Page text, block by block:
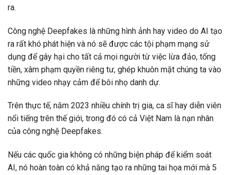
ra.
Công nghệ Deepfakes là những hình ảnh hay video do AI tạo
ra rất khó phát hiện và nó sẽ được các tội phạm mạng sử
dụng để gây hại cho tất cả mọi người từ việc lừa đảo, tống
tiền, xâm phạm quyền riêng tư, ghép khuôn mặt chúng ta vào
những video nhạy cảm để bôi nhọ danh dự.
Trên thực tế, năm 2023 nhiều chính trị gia, ca sĩ hay diễn viên
nổi tiếng trên thế giới, trong đó có cả Việt Nam là nạn nhân
của công nghệ Deepfakes.
Nếu các quốc gia không có những biện pháp để kiểm soát
AI, nó hoàn toàn có khả năng tạo ra những tai họa mới mà 5